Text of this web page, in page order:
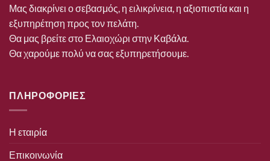
Μας διακρίνει ο σεβασμός, η ειλικρίνεια, η αξιοπιστία και η
εξυπηρέτηση προς τον πελάτη.
Θα μας βρείτε στο Ελαιοχώρι στην Καβάλα.
Θα χαρούμε πολύ να σας εξυπηρετήσουμε.
ΠΛΗΡΟΦΟΡΙΕΣ
Η εταιρία
Επικοινωνία